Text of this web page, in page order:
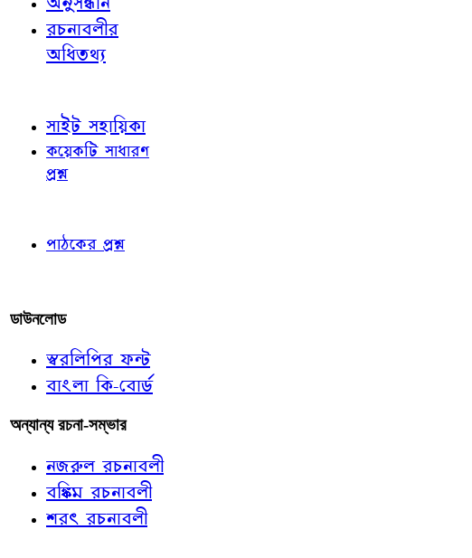
রচনাবলীর
অধিতথ্য
সাইট সহায়িকা
কয়েকটি সাধারণ
প্রশ্ন
পাঠকের প্রশ্ন
ডাউনলোড
স্বরলিপির ফন্ট
বাংলা কি-বোর্ড
অন্যান্য রচনা-সম্ভার
নজরুল রচনাবলী
বঙ্কিম রচনাবলী
শরৎ রচনাবলী